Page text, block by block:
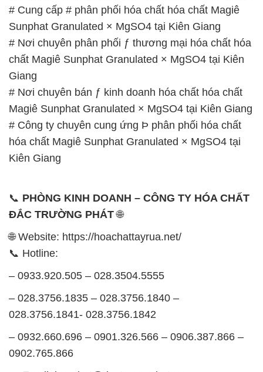
# Cung cấp # phân phối hóa chất hóa chất Magiê
Sunphat Granulated × MgSO4 tại Kiên Giang
# Nơi chuyên phân phối ƒ thương mại hóa chất hóa
chất Magiê Sunphat Granulated × MgSO4 tại Kiên
Giang
# Nơi chuyên bán ƒ kinh doanh hóa chất hóa chất
Magiê Sunphat Granulated × MgSO4 tại Kiên Giang
# Công ty chuyên cung ứng Þ phân phối hóa chất
hóa chất Magiê Sunphat Granulated × MgSO4 tại
Kiên Giang
📞 PHÒNG KINH DOANH – CÔNG TY HÓA CHẤT
ĐẮC TRƯỜNG PHÁT🌐
🌐 Website: https://hoachattayrua.net/
📞 Hotline:
– 0933.920.505 – 028.3504.5555
– 028.3756.1835 – 028.3756.1840 –
028.3756.1841- 028.3756.1842
– 0932.660.696 – 0901.326.566 – 0906.387.866 –
0902.765.866